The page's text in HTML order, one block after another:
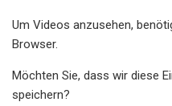
Um Videos anzusehen,
Browser.
Möchten Sie, dass wir diese
speichern?